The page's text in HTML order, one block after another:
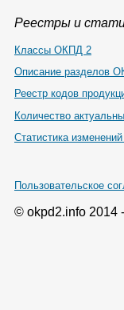
Реестры и
Классы ОКПД 2
Описание разделов
Реестр кодов
Количество
Статистика
Пользовательское
© okpd2.info 2014